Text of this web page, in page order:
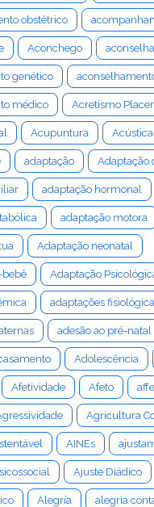
obstétrico
Aconchego
genético
médico Acretismo
Acupuntura
adaptação Adaptação
adaptação hormonal
adaptação motora
Adaptação neonatal
bebê Adaptação
adaptações
adesão ao pré-natal
Adolescência
Afetividade Afeto
Agricultura
AINEs
Ajuste Diádico
Alegria alegria